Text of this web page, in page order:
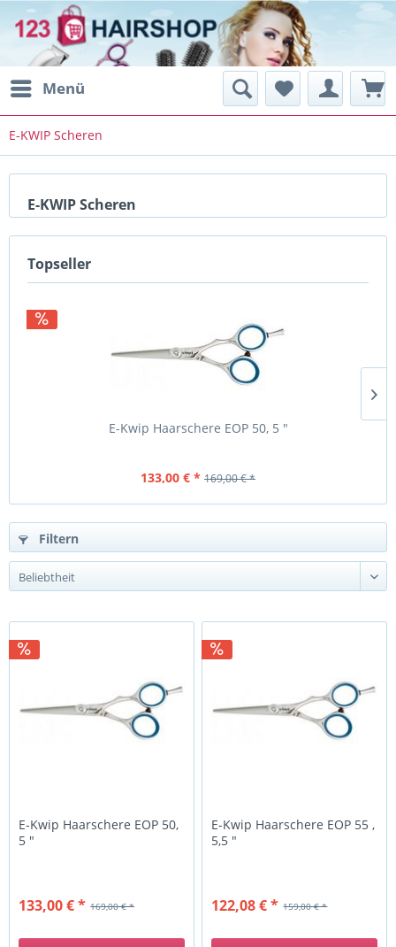
Menü
E-KWIP Scheren
E-KWIP Scheren
Topseller
E-Kwip Haarschere EOP 50, 5 "
133,00 € * 169,00 € *
Filtern
E-Kwip Haarschere EOP 50,
5 "
169,00 € *
133,00 € *
E-Kwip Haarschere EOP 55 ,
5,5 "
159,00 € *
122,08 € *